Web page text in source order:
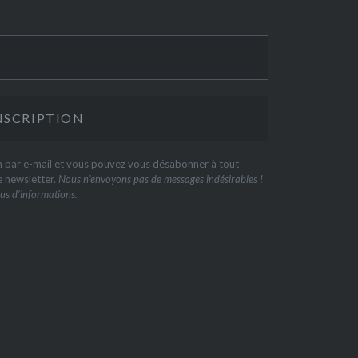
e-mail et vous pouvez vous désabonner à tout
newsletter. Nous n’envoyons pas de messages indésirables !
d’informations.